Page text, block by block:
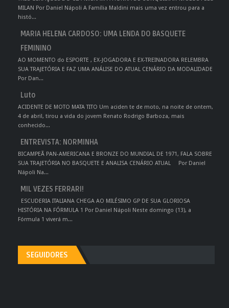
MILAN Por Daniel Nápoli A Família Maldini mais uma vez entrou para a
histó...
MARIA HELENA CARDOSO: UMA LENDA DO BASQUETE
FEMININO
AO MOMENTO do ESPORTE , EX-JOGADORA E EX-TREINADORA RELEMBRA
SUA TRAJETÓRIA E FAZ UMA ANÁLISE DO ATUAL CENÁRIO DA MODALIDADE
Por Dan...
Luto
ACIDENTE DE MOTO MATA TITO Um aciden te de moto, na noite de ontem,
4 de abril, tirou a vida do jovem Renato Rodrigo Barboza, mais
conhecido...
ENTREVISTA: NORMINHA
BICAMPEÃ PAN-AMERICANA E BRONZE DO MUNDIAL DE 1971, FALA SOBRE
SUA TRAJETÓRIA NO BASQUETE E ANALISA CENÁRIO ATUAL Por Daniel
Nápoli Na...
MIL VEZES FERRARI!
ESCUDERIA ITALIANA CHEGA AO MILÉSIMO GP DE SUA GLORIOSA
HISTÓRIA NA FÓRMULA 1 Por Daniel Nápoli Neste domingo (13), a
Fórmula 1 viverá m...
SEGUIDORES